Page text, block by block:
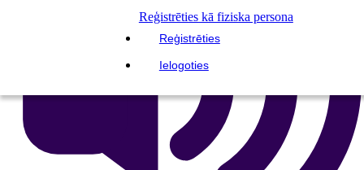
Reģistrēties kā fiziska persona
Reģistrēties
Ielogoties